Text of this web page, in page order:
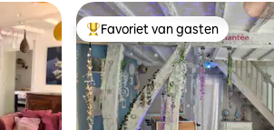
Topfavoriet van gasten
Favoriet van gasten